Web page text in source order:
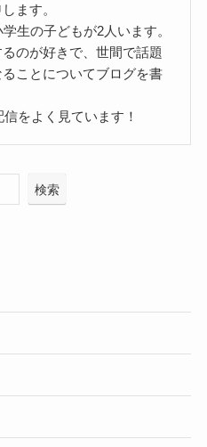
ます。
生の子どもが2人います。
のが好きで、世間で話題
ことについてブログを書
をよく見ています！
検索